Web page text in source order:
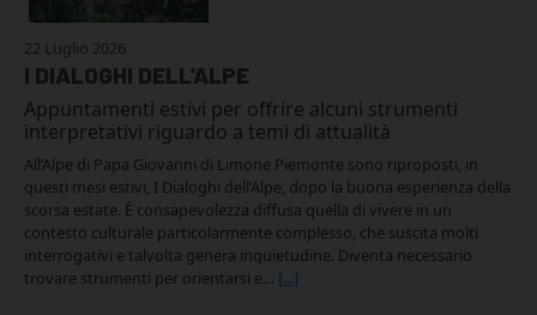
22 Luglio 2026
I DIALOGHI DELL’ALPE
Appuntamenti estivi per offrire alcuni strumenti
interpretativi riguardo a temi di attualità
All’Alpe di Papa Giovanni di Limone Piemonte sono riproposti, in
questi mesi estivi, I Dialoghi dell’Alpe, dopo la buona esperienza della
scorsa estate. È consapevolezza diffusa quella di vivere in un
contesto culturale particolarmente complesso, che suscita molti
interrogativi e talvolta genera inquietudine. Diventa necessario
trovare strumenti per orientarsi e… [...]